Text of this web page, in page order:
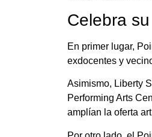
Celebra
En primer lugar,
exdocentes y
Asimismo, Liberty
Performing Arts
amplían la oferta